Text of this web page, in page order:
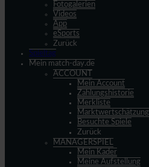
Fotogalerien
Videos
App
eSports
Zurück
Spieltag
Mein match-day.de
ACCOUNT
Mein Account
Zahlungshistorie
Merkliste
Besuchte Spiele
Zurück
MANAGERSPIEL
Mein Kader
Meine Aufstellung